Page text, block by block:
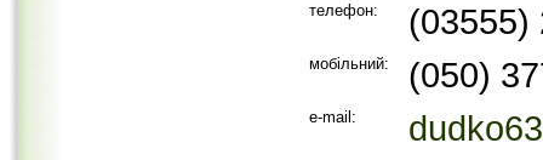
телефон: (03555)
мобільний: (050)
e-mail: